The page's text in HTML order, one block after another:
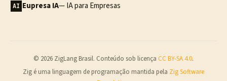
AI Eupresa IA— IA para Empresas
© 2026 ZigLang Brasil. Conteúdo sob licença CC BY-SA 4.0.
Zig é uma linguagem de programação mantida pela Zig Software